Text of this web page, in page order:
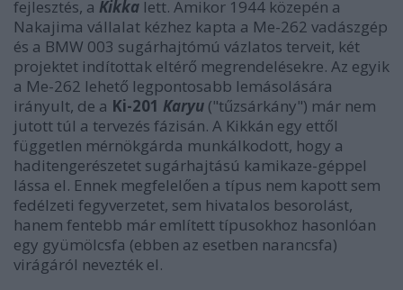
fejlesztés, a Kikka lett. Amikor 1944 közepén a
Nakajima vállalat kézhez kapta a Me-262 vadászgép
és a BMW 003 sugárhajtómú vázlatos terveit, két
projektet indítottak eltérő megrendelésekre. Az egyik
a Me-262 lehető legpontosabb lemásolására
irányult, de a Ki-201 Karyu ("tűzsárkány") már nem
jutott túl a tervezés fázisán. A Kikkán egy ettől
független mérnökgárda munkálkodott, hogy a
haditengerészetet sugárhajtású kamikaze-géppel
lássa el. Ennek megfelelően a típus nem kapott sem
fedélzeti fegyverzetet, sem hivatalos besorolást,
hanem fentebb már említett típusokhoz hasonlóan
egy gyümölcsfa (ebben az esetben narancsfa)
virágáról nevezték el.